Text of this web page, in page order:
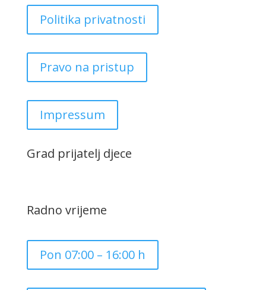
Politika privatnosti
Pravo na pristup
Impressum
Grad prijatelj djece
Radno vrijeme
Pon 07:00 – 16:00 h